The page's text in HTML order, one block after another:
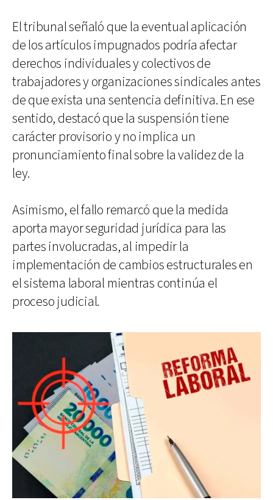
El tribunal señaló que la eventual aplicación
de los artículos impugnados podría afectar
derechos individuales y colectivos de
trabajadores y organizaciones sindicales antes
de que exista una sentencia definitiva. En ese
sentido, destacó que la suspensión tiene
carácter provisorio y no implica un
pronunciamiento final sobre la validez de la
ley.
Asimismo, el fallo remarcó que la medida
aporta mayor seguridad jurídica para las
partes involucradas, al impedir la
implementación de cambios estructurales en
el sistema laboral mientras continúa el
proceso judicial.